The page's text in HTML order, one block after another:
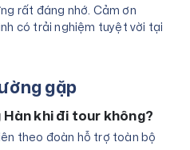
rất đáng nhớ. Cảm ơn
có trải nghiệm tuyệt vời tại
gặp
khi đi tour không?
theo đoàn hỗ trợ toàn bộ